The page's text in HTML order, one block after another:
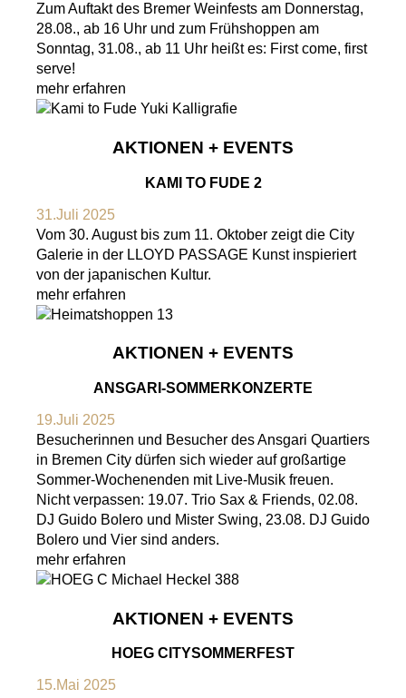
Zum Auftakt des Bremer Weinfests am Donnerstag,
28.08., ab 16 Uhr und zum Frühshoppen am
Sonntag, 31.08., ab 11 Uhr heißt es: First come, first
serve!
mehr erfahren
AKTIONEN + EVENTS
KAMI TO FUDE 2
31.Juli 2025
Vom 30. August bis zum 11. Oktober zeigt die City
Galerie in der LLOYD PASSAGE Kunst inspieriert
von der japanischen Kultur.
mehr erfahren
AKTIONEN + EVENTS
ANSGARI-SOMMERKONZERTE
19.Juli 2025
Besucherinnen und Besucher des Ansgari Quartiers
in Bremen City dürfen sich wieder auf großartige
Sommer-Wochenenden mit Live-Musik freuen.
Nicht verpassen: 19.07. Trio Sax & Friends, 02.08.
DJ Guido Bolero und Mister Swing, 23.08. DJ Guido
Bolero und Vier sind anders.
mehr erfahren
AKTIONEN + EVENTS
HOEG CITYSOMMERFEST
15.Mai 2025